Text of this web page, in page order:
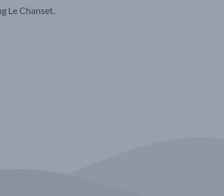
Le Chanset.